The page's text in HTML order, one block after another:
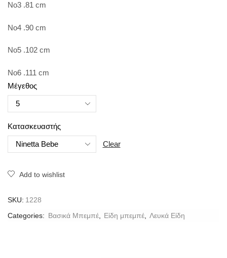
No3 .81 cm
No4 .90 cm
No5 .102 cm
No6 .111 cm
Μέγεθος
Κατασκευαστής
Clear
Add to wishlist
SKU: 1228
Categories: Βασικά Μπεμπέ Είδη μπεμπέ Λευκά Είδη